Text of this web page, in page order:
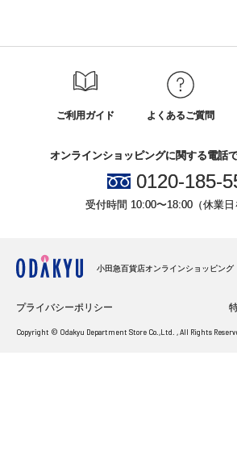
ご利用ガイド よくあるご質問
オンラインショッピングに関する電話
0120-185-
受付時間 10:00〜18:00（休業日
小田急百貨店オンラインショッピング
プライバシーポリシー
Copyright © Odakyu Department Store Co.,Ltd. , All Rights